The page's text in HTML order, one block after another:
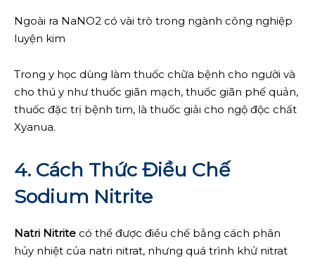
Ngoài ra NaNO2 có vài trò trong ngành công nghiệp
luyện kim
Trong y học dùng làm thuốc chữa bệnh cho người và
cho thú y như thuốc giãn mạch, thuốc giãn phế quản,
thuốc đặc trị bệnh tim, là thuốc giải cho ngộ độc chất
Xyanua.
4. Cách Thức Điều Chế
Sodium Nitrite
Natri Nitrite có thể được điều chế bằng cách phân
hủy nhiệt của natri nitrat, nhưng quá trình khử nitrat